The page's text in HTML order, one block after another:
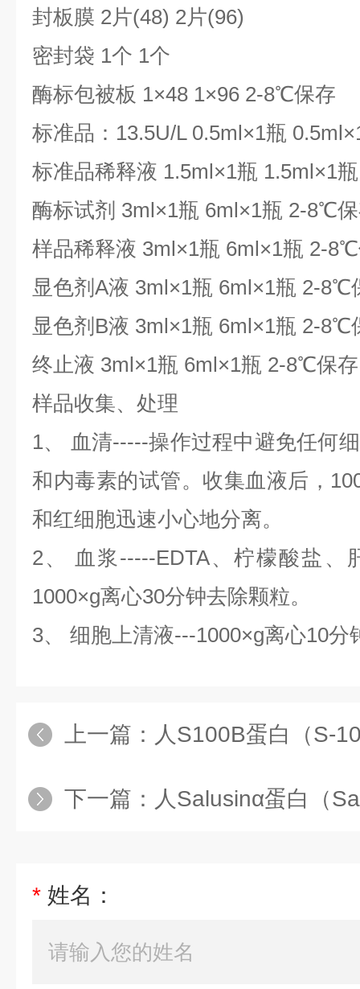
封板膜 2片(48) 2片(96)
密封袋 1个 1个
酶标包被板 1×48 1×96 2-8℃保存
标准品：13.5U/L 0.5ml×1瓶
标准品稀释液 1.5ml×1瓶 1.5ml×1
酶标试剂 3ml×1瓶 6ml×1瓶 2-8℃
样品稀释液 3ml×1瓶 6ml×1瓶 2-
显色剂A液 3ml×1瓶 6ml×1瓶 2-8℃
显色剂B液 3ml×1瓶 6ml×1瓶 2-8℃
终止液 3ml×1瓶 6ml×1瓶 2-8℃保存
样品收集、处理
1、 血清-----操作过程中避免任何
和内毒素的试管。收集血液后，
和红细胞迅速小心地分离。
2、 血浆-----EDTA、柠檬酸盐、
1000×g离心30分钟去除颗粒。
3、 细胞上清液---1000×g离心10分
上一篇： 人S100B蛋白（S-
下一篇： 人Salusinα蛋白（
* 姓名：